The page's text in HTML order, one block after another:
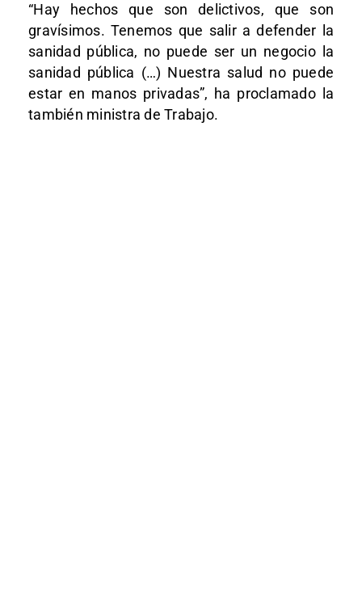
“Hay hechos que son delictivos, que son
gravísimos. Tenemos que salir a defender la
sanidad pública, no puede ser un negocio la
sanidad pública (…) Nuestra salud no puede
estar en manos privadas”, ha proclamado la
también ministra de Trabajo.